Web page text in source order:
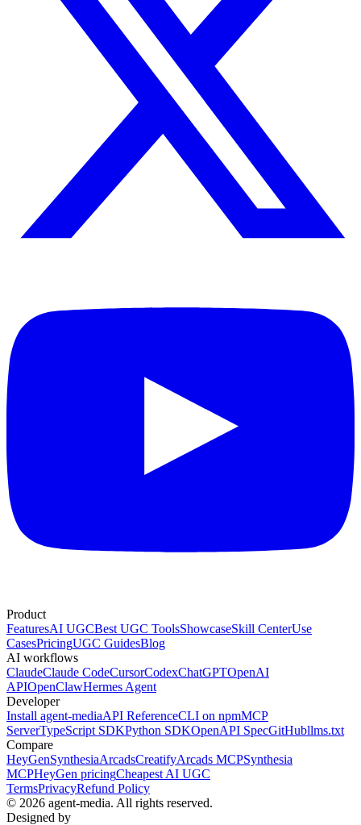
Product
FeaturesAI UGCBest UGC ToolsShowcaseSkill CenterUse
CasesPricingUGC GuidesBlog
AI workflows
ClaudeClaude CodeCursorCodexChatGPTOpenAI
APIOpenClawHermes Agent
Developer
Install agent-mediaAPI ReferenceCLI on npmMCP
ServerTypeScript SDKPython SDKOpenAPI SpecGitHubllms.txt
Compare
HeyGenSynthesiaArcadsCreatifyArcads MCPSynthesia
MCPHeyGen pricingCheapest AI UGC
TermsPrivacyRefund Policy
© 2026 agent-media. All rights reserved.
Designed by